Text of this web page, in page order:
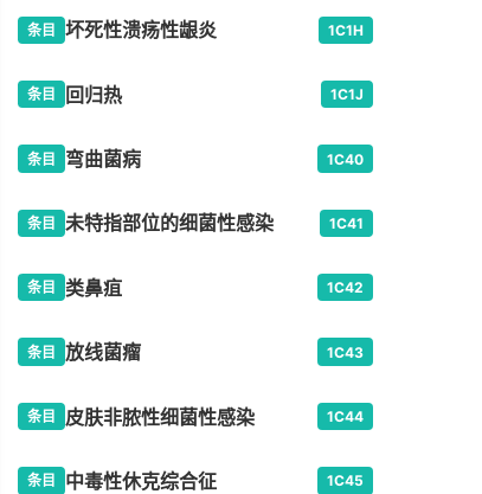
条目 坏死性溃疡性龈炎 1C1H
条目 回归热 1C1J
条目 弯曲菌病 1C40
条目 未特指部位的细菌性感染 1C41
条目 类鼻疽 1C42
条目 放线菌瘤 1C43
条目 皮肤非脓性细菌性感染 1C44
条目 中毒性休克综合征 1C45